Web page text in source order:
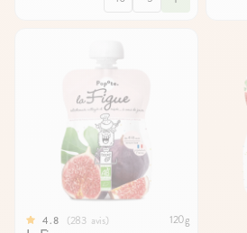
4.8 283 avis 120g